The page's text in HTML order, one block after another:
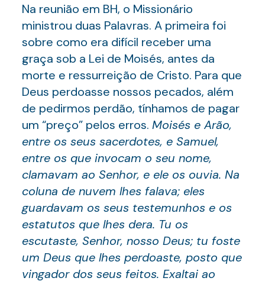
Na reunião em BH, o Missionário
ministrou duas Palavras. A primeira foi
sobre como era difícil receber uma
graça sob a Lei de Moisés, antes da
morte e ressurreição de Cristo. Para que
Deus perdoasse nossos pecados, além
de pedirmos perdão, tínhamos de pagar
um “preço” pelos erros. Moisés e Arão,
entre os seus sacerdotes, e Samuel,
entre os que invocam o seu nome,
clamavam ao Senhor, e ele os ouvia. Na
coluna de nuvem lhes falava; eles
guardavam os seus testemunhos e os
estatutos que lhes dera. Tu os
escutaste, Senhor, nosso Deus; tu foste
um Deus que lhes perdoaste, posto que
vingador dos seus feitos. Exaltai ao